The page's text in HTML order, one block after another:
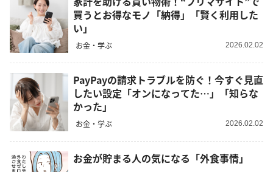
買うとお得なモノ「納得」「賢く利用した
い」
お金・学ぶ 2026.02.02
PayPayの請求トラブルを防ぐ！今すぐ見直
したい設定「オンになってた…」「知らな
かった」
お金・学ぶ 2026.02.02
お金が貯まる人の気になる「外食事情」